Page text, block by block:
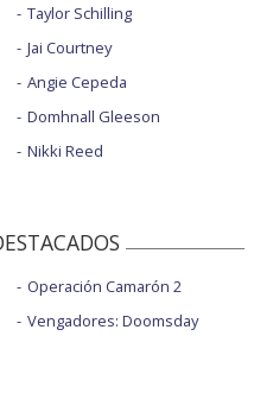
Taylor Schilling
Jai Courtney
Angie Cepeda
Domhnall Gleeson
Nikki Reed
Operación Camarón 2
Vengadores: Doomsday